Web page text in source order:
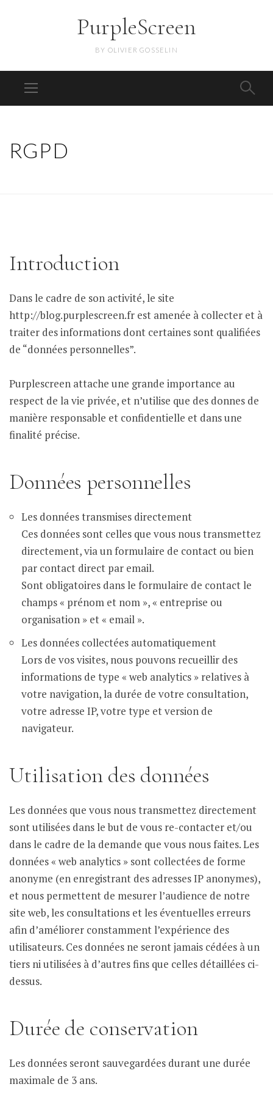
PurpleScreen
BY OLIVIER GOSSELIN
RGPD
Introduction
Dans le cadre de son activité, le site
http://blog.purplescreen.fr est amenée à collecter et à
traiter des informations dont certaines sont qualifiées
de “données personnelles”.
Purplescreen attache une grande importance au
respect de la vie privée, et n’utilise que des donnes de
manière responsable et confidentielle et dans une
finalité précise.
Données personnelles
Les données transmises directement
Ces données sont celles que vous nous transmettez
directement, via un formulaire de contact ou bien
par contact direct par email.
Sont obligatoires dans le formulaire de contact le
champs « prénom et nom », « entreprise ou
organisation » et « email ».
Les données collectées automatiquement
Lors de vos visites, nous pouvons recueillir des
informations de type « web analytics » relatives à
votre navigation, la durée de votre consultation,
votre adresse IP, votre type et version de
navigateur.
Utilisation des données
Les données que vous nous transmettez directement
sont utilisées dans le but de vous re-contacter et/ou
dans le cadre de la demande que vous nous faites. Les
données « web analytics » sont collectées de forme
anonyme (en enregistrant des adresses IP anonymes),
et nous permettent de mesurer l’audience de notre
site web, les consultations et les éventuelles erreurs
afin d’améliorer constamment l’expérience des
utilisateurs. Ces données ne seront jamais cédées à un
tiers ni utilisées à d’autres fins que celles détaillées ci-
dessus.
Durée de conservation
Les données seront sauvegardées durant une durée
maximale de 3 ans.